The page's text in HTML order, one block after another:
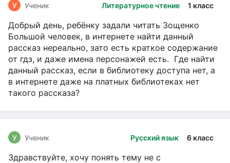
Литературное чтение 1 класс
У Ученик
Добрый день, ребёнку задали читать Зощенко
Большой человек, в интернете найти данный
рассказ нереально, зато есть краткое содержание
от гдз, и даже имена персонажей есть. Где найти
данный рассказ, если в библиотеку доступа нет, а
в интернете даже на платных библиотеках нет
такого рассказа?
Русский язык 6 класс
У Ученик
Здравствуйте, хочу понять тему не с